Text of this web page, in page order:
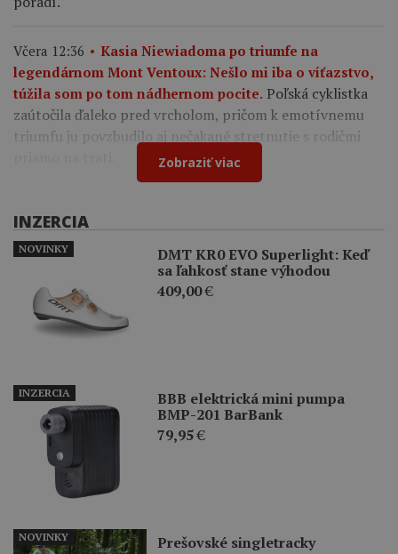
Včera 12:36
Kasia Niewiadoma po triumfe na
legendárnom Mont Ventoux: Nešlo mi iba o víťazstvo,
túžila som po tom nádhernom pocite. Poľská cyklistka
zaútočila ďaleko pred vrcholom, pričom k emotívnemu
triumfu ju povzbudilo aj nečakané stretnutie s rodičmi
Zobraziť viac
INZERCIA
DMT KR0 EVO Superlight: Keď
sa ľahkosť stane výhodou
409,00€
NOVINKY
BBB elektrická mini pumpa
BMP-201 BarBank
79,95€
INZERCIA
Prešovské singletracky
NOVINKY